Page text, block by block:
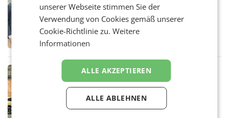
Alles bereit für den Wechsel: Jürgen
Albrecht setzt ab 1.1.2027 auf Adeg
WIENER NEUDORF. – Die geplante
Zusammenarbeit zwischen Adeg und dem
Vorarlberger Kaufmann Jürgen Albrecht ist
Bundeswettbewerbsbehörde und der
Bundeskartellanwalt
MOBILITY BUSINESS
Rekordergebnis im Juli: Leapmotor
verdoppelt Auslieferungen und
überschreitet die 100.000er-Marke
– Im Juli 2026 erreichte Leapmotor einen
unserer Webseite stimmen Sie der
Verwendung von Cookies gemäß unserer
Cookie-Richtlinie zu.Weitere
Informationen
ALLE AKZEPTIEREN
ALLE ABLEHNEN